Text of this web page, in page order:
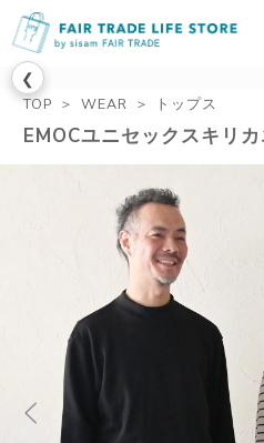
❮
TOP WEAR トップス
EMOCユニセックスキリ